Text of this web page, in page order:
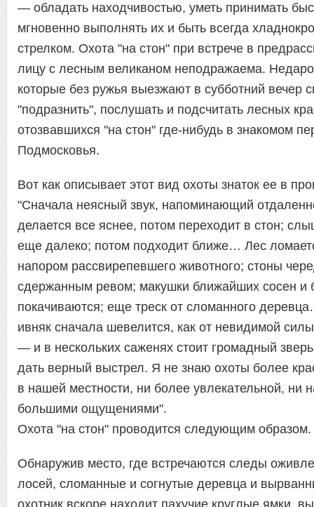
— обладать находчивостью, уметь принимать
мгновенно выполнять их и быть всегда
стрелком. Охота "на стон" при встрече в
лицу с лесным великаном неподражаема.
которые без ружья выезжают в субботний вечер
"подразнить", послушать и подсчитать лесных
отозвавшихся "на стон" где-нибудь в знакомом
Подмосковья.
Вот как описывает этот вид охоты знаток ее в
"Сначала неясный звук, напоминающий
делается все яснее, потом переходит в стон;
еще далеко; потом подходит ближе… Лес
напором рассвирепевшего животного; стоны
сдержанным ревом; макушки ближайших сосен и
покачиваются; еще треск от сломанного
ивняк сначала шевелится, как от невидимой
— и в нескольких саженях стоит громадный
дать верный выстрел. Я не знаю охоты более
в нашей местности, ни более увлекательной, ни
большими ощущениями".
Охота "на стон" проводится следующим образом.
Обнаружив место, где встречаются следы
лосей, сломанные и согнутые деревца и
охотник вскоре находит пахучие круглые ямки,